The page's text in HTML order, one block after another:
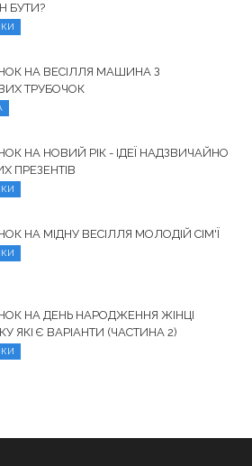
БУТИ?
НА ВЕСІЛЛЯ МАШИНА З
ТРУБОЧОК
НА НОВИЙ РІК - ІДЕЇ НАДЗВИЧАЙНО
ПРЕЗЕНТІВ
НА МІДНУ ВЕСІЛЛЯ МОЛОДІЙ СІМ'Ї
НА ДЕНЬ НАРОДЖЕННЯ ЖІНЦІ
ЯКІ Є ВАРІАНТИ (ЧАСТИНА 2)